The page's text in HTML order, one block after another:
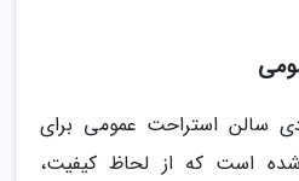
سالن استراحت عمومی برای
است که از لحاظ کیفیت،